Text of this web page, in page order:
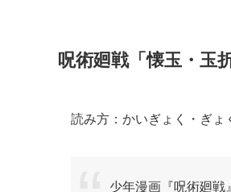
呪術廻戦「懐玉・玉
読み方：かいぎょく・ぎょ
少年漫画『呪術廻戦